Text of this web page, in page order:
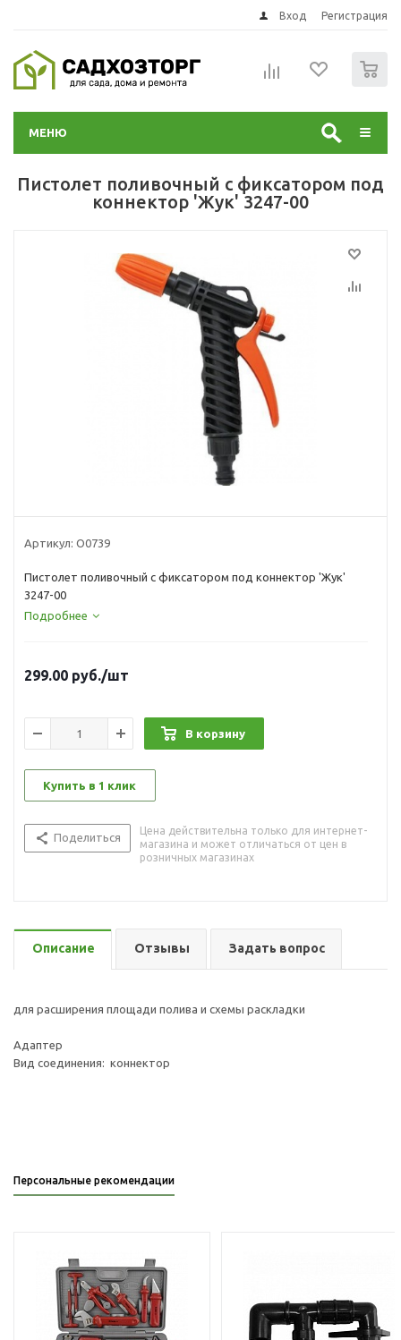
Вход Регистрация
МЕНЮ
Пистолет поливочный с фиксатором под
коннектор 'Жук' 3247-00
Артикул: О0739
Пистолет поливочный с фиксатором под коннектор 'Жук'
3247-00
Подробнее
299.00 руб./шт
В корзину
Купить в 1 клик
Поделиться
Цена действительна только для интернет-
магазина и может отличаться от цен в
розничных магазинах
Описание Отзывы Задать вопрос
для расширения площади полива и схемы раскладки
Адаптер
Вид соединения: коннектор
Персональные рекомендации